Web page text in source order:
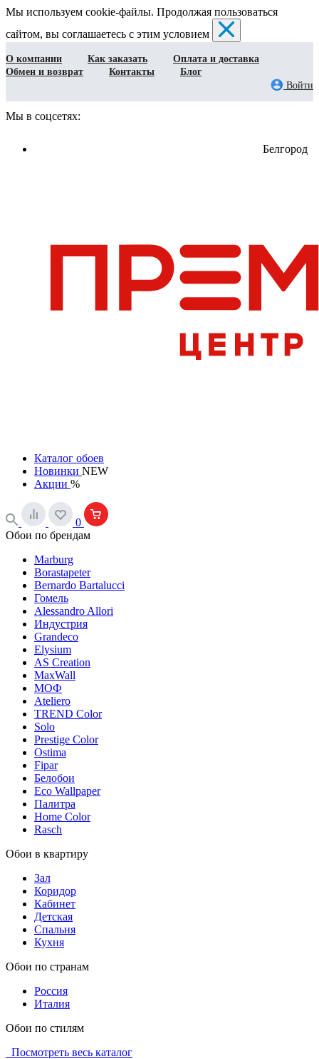
Мы используем cookie-файлы. Продолжая пользоваться
сайтом, вы соглашаетесь с этим условием
О компании Как заказать
Оплата и доставка
Обмен и возврат
Контакты
Блог
Войти
Мы в соцсетях:
Белгород
Каталог обоев
Новинки NEW
Акции %
0
Обои по брендам
Marburg
Borastapeter
Bernardo Bartalucci
Гомель
Alessandro Allori
Индустрия
Grandeco
Elysium
AS Creation
MaxWall
МОФ
Ateliero
TREND Color
Solo
Prestige Color
Ostima
Fipar
Белобои
Eco Wallpaper
Палитра
Home Color
Rasch
Обои в квартиру
Зал
Коридор
Кабинет
Детская
Спальня
Кухня
Обои по странам
Россия
Италия
Обои по стилям
Посмотреть весь каталог